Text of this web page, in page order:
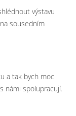
výstavu
sousedním
a tak bych moc
námi spolupracují.